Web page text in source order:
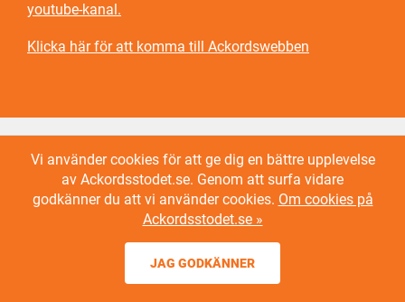
youtube-kanal.
Klicka här för att komma till Ackordswebben
Vi använder cookies för att ge dig en bättre upplevelse
av Ackordsstodet.se. Genom att surfa vidare
godkänner du att vi använder cookies. Om cookies på
Ackordsstodet.se »
JAG GODKÄNNER